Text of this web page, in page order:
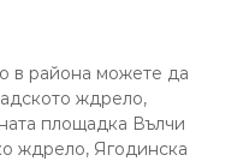
в района можете да
ждрело,
площадка Вълчи
ждрело, Ягодинска